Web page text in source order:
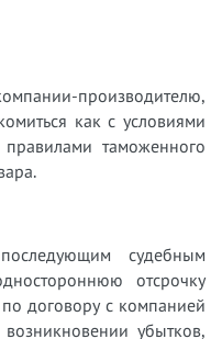
производителю,
как с условиями
таможенного
судебным
отсрочку
договору с компанией
убытков,